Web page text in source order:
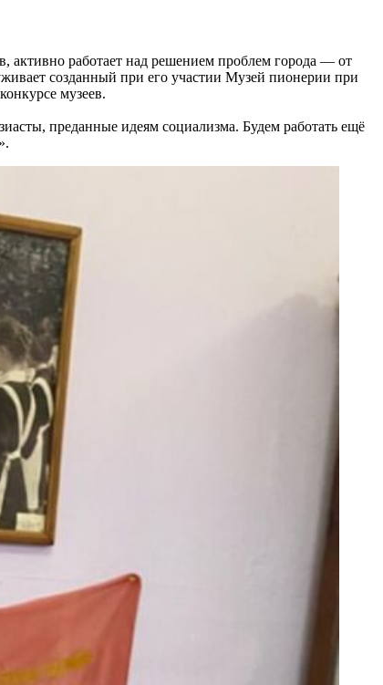
активно работает над решением проблем города — от
созданный при его участии Музей пионерии при
музеев.
преданные идеям социализма. Будем работать ещё